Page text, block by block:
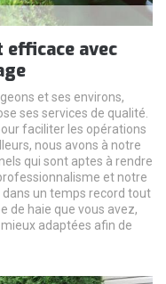
avec
et ses environs,
ses services de qualité.
faciliter les opérations
nous avons à notre
qui sont aptes à rendre
et notre
un temps record tout
de haie que vous avez,
adaptées afin de